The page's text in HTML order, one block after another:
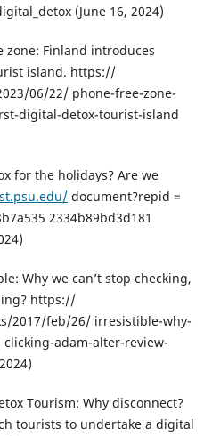
(June 16, 2024)
zone: Finland introduces
island. https://
06/22/ phone-free-zone-
digital-detox-tourist-island
for the holidays? Are we
document?repid =
2334b89bd3d181
Why we can’t stop checking,
https://
2017/feb/26/ irresistible-why-
adam-alter-review-
Tourism: Why disconnect?
tourists to undertake a digital